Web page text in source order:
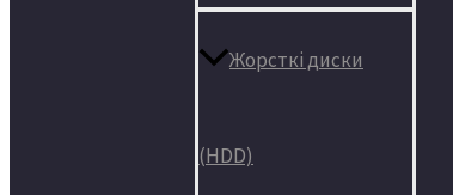
Жорсткі диски
(HDD)